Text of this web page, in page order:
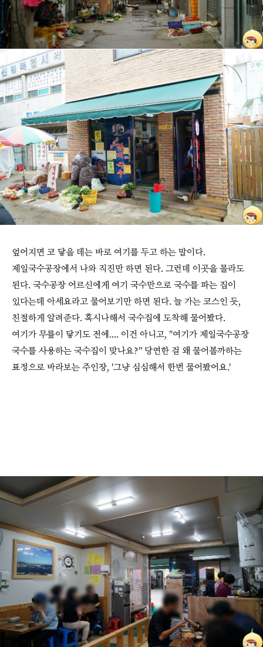
엎어지면 코 닿을 데는 바로 여기를 두고 하는 말이다.
제일국수공장에서 나와 직진만 하면 된다. 그런데 이곳을 몰라도
된다. 국수공장 어르신에게 여기 국수만으로 국수를 파는 집이
있다는데 아세요라고 물어보기만 하면 된다. 늘 가는 코스인 듯,
친절하게 알려준다. 혹시나해서 국수집에 도착해 물어봤다.
여기가 무릎이 닿기도 전에.... 이건 아니고, "여기가 제일국수공장
국수를 사용하는 국수집이 맞나요?" 당연한 걸 왜 물어볼까하는
표정으로 바라보는 주인장, '그냥 심심해서 한번 물어봤어요.'